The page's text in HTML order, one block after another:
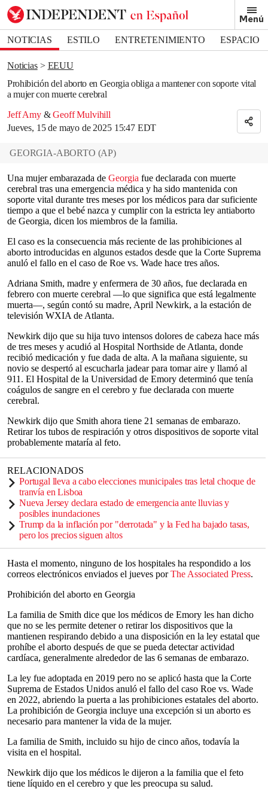
Menú
NOTICIAS ESTILO ENTRETENIMIENTO
ESPACIO
DEPORTES
Noticias
EEUU
Prohibición del aborto en Georgia obliga a mantener con soporte vital
a mujer con muerte cerebral
Jeff Amy & Geoff Mulvihill
Jueves, 15 de mayo de 2025 15:47 EDT
Bookmark popover
Removed from bookmarks
Close popover
GEORGIA-ABORTO (AP)
Una mujer embarazada de Georgia fue declarada con muerte
cerebral tras una emergencia médica y ha sido mantenida con
soporte vital durante tres meses por los médicos para dar suficiente
tiempo a que el bebé nazca y cumplir con la estricta ley antiaborto
de Georgia, dicen los miembros de la familia.
El caso es la consecuencia más reciente de las prohibiciones al
aborto introducidas en algunos estados desde que la Corte Suprema
anuló el fallo en el caso de Roe vs. Wade hace tres años.
Adriana Smith, madre y enfermera de 30 años, fue declarada en
febrero con muerte cerebral —lo que significa que está legalmente
muerta—, según contó su madre, April Newkirk, a la estación de
televisión WXIA de Atlanta.
Newkirk dijo que su hija tuvo intensos dolores de cabeza hace más
de tres meses y acudió al Hospital Northside de Atlanta, donde
recibió medicación y fue dada de alta. A la mañana siguiente, su
novio se despertó al escucharla jadear para tomar aire y llamó al
911. El Hospital de la Universidad de Emory determinó que tenía
coágulos de sangre en el cerebro y fue declarada con muerte
cerebral.
Newkirk dijo que Smith ahora tiene 21 semanas de embarazo.
Retirar los tubos de respiración y otros dispositivos de soporte vital
probablemente mataría al feto.
RELACIONADOS
Portugal lleva a cabo elecciones municipales tras letal choque de
tranvía en Lisboa
Nueva Jersey declara estado de emergencia ante lluvias y
posibles inundaciones
Trump da la inflación por "derrotada" y la Fed ha bajado tasas,
pero los precios siguen altos
Hasta el momento, ninguno de los hospitales ha respondido a los
correos electrónicos enviados el jueves porThe Associated Press.
Prohibición del aborto en Georgia
La familia de Smith dice que los médicos de Emory les han dicho
que no se les permite detener o retirar los dispositivos que la
mantienen respirando debido a una disposición en la ley estatal que
prohíbe el aborto después de que se pueda detectar actividad
cardíaca, generalmente alrededor de las 6 semanas de embarazo.
La ley fue adoptada en 2019 pero no se aplicó hasta que la Corte
Suprema de Estados Unidos anuló el fallo del caso Roe vs. Wade
en 2022, abriendo la puerta a las prohibiciones estatales del aborto.
La prohibición de Georgia incluye una excepción si un aborto es
necesario para mantener la vida de la mujer.
La familia de Smith, incluido su hijo de cinco años, todavía la
visita en el hospital.
Newkirk dijo que los médicos le dijeron a la familia que el feto
tiene líquido en el cerebro y que les preocupa su salud.